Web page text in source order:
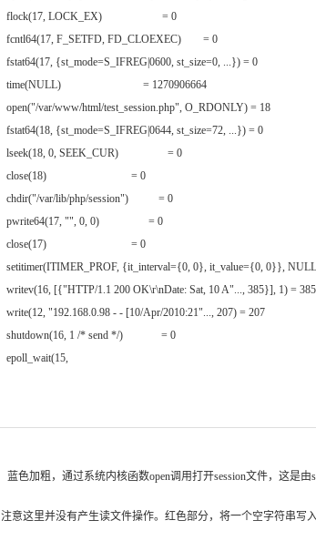
flock(17, LOCK_EX)                      = 0
fcntl64(17, F_SETFD, FD_CLOEXEC)        = 0
fstat64(17, {st_mode=S_IFREG|0600, st_size=0, ...}) = 0
time(NULL)                              = 1270906664
open("/var/www/html/test_session.php", O_RDONLY) = 18
fstat64(18, {st_mode=S_IFREG|0644, st_size=72, ...}) = 0
lseek(18, 0, SEEK_CUR)                  = 0
close(18)                               = 0
chdir("/var/lib/php/session")           = 0
pwrite64(17, "", 0, 0)                  = 0
close(17)                               = 0
setitimer(ITIMER_PROF, {it_interval={0, 0}, it_value={0, 0}},
writev(16, [{"HTTP/1.1 200 OK\r\nDate: Sat, 10 A"..., 385}], 1) = 385
write(12, "192.168.0.98 - - [10/Apr/2010:21"..., 207) = 207
shutdown(16, 1 /* send */)              = 0
epoll_wait(15,
蓝色加粗，通过系统内核函数open调用打开session文件，这是由
注意这里并没有产生读文件操作。红色部分，将一个空字符串写入